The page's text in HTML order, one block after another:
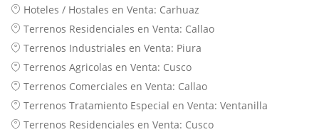
Hoteles / Hostales en Venta: Carhuaz
Terrenos Residenciales en Venta: Callao
Terrenos Industriales en Venta: Piura
Terrenos Agricolas en Venta: Cusco
Terrenos Comerciales en Venta: Callao
Terrenos Tratamiento Especial en Venta: Ventanilla
Terrenos Residenciales en Venta: Cusco